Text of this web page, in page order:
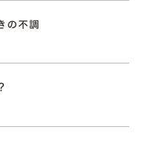
の不調